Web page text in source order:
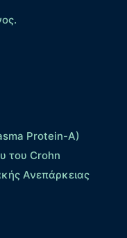
Protein-A)
του Crohn
Ανεπάρκειας